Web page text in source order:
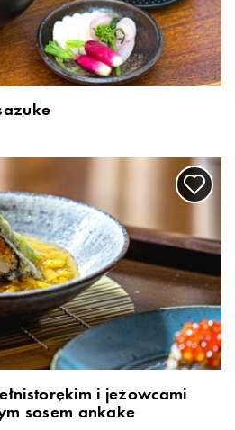
i jeżowcami
sosem ankake